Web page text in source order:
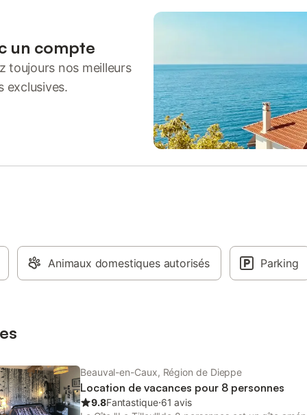
professionnels, forfait
tous les 15 jours = 75
ce gîte n'est pas en formule
: certaines options sont en
la plage de Quiberville sur Mer
par l'A150 et l'A28. Accueil
(chats acceptés) : 2 chiens
par séjour (gratuit). Gîte
un compte
toujours nos meilleurs
exclusives.
Animaux domestiques autorisés Parking
Beauval-en-Caux, Région de Dieppe
Location de vacances pour 8 personnes
9.8Fantastique⋅61 avis